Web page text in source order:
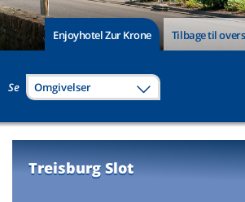
Enjoyhotel Zur Krone Tilbage til
Se Omgivelser
Treisburg Slot